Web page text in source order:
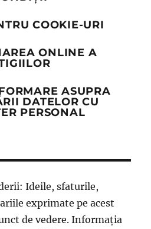
COOKIE-URI
ONLINE A
ASUPRA
DATELOR CU
PERSONAL
Ideile, sfaturile,
exprimate pe acest
de vedere. Informația